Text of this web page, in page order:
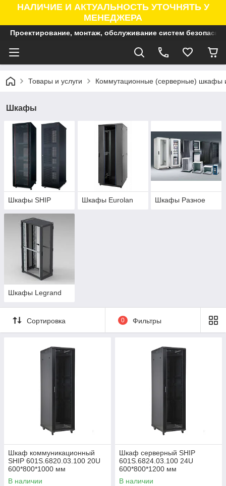
НАЛИЧИЕ И АКТУАЛЬНОСТЬ УТОЧНЯТЬ У
МЕНЕДЖЕРА
Проектирование, монтаж, обслуживание систем
Товары и услуги Коммутационные (серверные) шкафы
Шкафы
Шкафы SHIP Шкафы Eurolan Шкафы Разное
Шкафы Legrand
Сортировка 0 Фильтры
Шкаф коммуникационный
SHIP 601S.6820.03.100 20U
600*800*1000 мм
В наличии
Шкаф серверный SHIP
601S.6824.03.100 24U
600*800*1200 мм
В наличии